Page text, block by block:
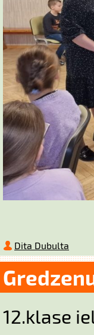
Dita Dubulta
12.klase